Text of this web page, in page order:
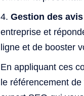
Gestion des
entreprise et
ligne et de booster
En appliquant ces
le référencement